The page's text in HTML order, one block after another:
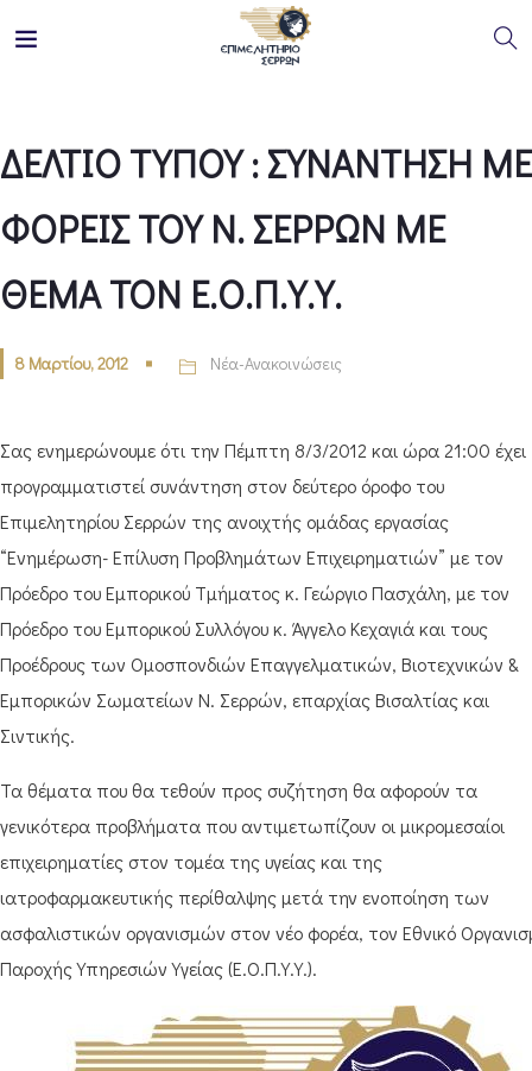
ΔΕΛΤΙΟ ΤΥΠΟΥ : ΣΥΝΑΝΤΗΣΗ ΜΕ
ΦΟΡΕΙΣ ΤΟΥ Ν. ΣΕΡΡΩΝ ΜΕ
ΘΕΜΑ ΤΟΝ Ε.Ο.Π.Υ.Υ.
8 Μαρτίου, 2012 Νέα-Ανακοινώσεις
Σας ενημερώνουμε ότι την Πέμπτη 8/3/2012 και ώρα 21:00 έχει
προγραμματιστεί συνάντηση στον δεύτερο όροφο του
Επιμελητηρίου Σερρών της ανοιχτής ομάδας εργασίας
“Ενημέρωση- Επίλυση Προβλημάτων Επιχειρηματιών” με τον
Πρόεδρο του Εμπορικού Τμήματος κ. Γεώργιο Πασχάλη, με τον
Πρόεδρο του Εμπορικού Συλλόγου κ. Άγγελο Κεχαγιά και τους
Προέδρους των Ομοσπονδιών Επαγγελματικών, Βιοτεχνικών &
Εμπορικών Σωματείων Ν. Σερρών, επαρχίας Βισαλτίας και
Σιντικής.
Τα θέματα που θα τεθούν προς συζήτηση θα αφορούν τα
γενικότερα προβλήματα που αντιμετωπίζουν οι μικρομεσαίοι
επιχειρηματίες στον τομέα της υγείας και της
ιατροφαρμακευτικής περίθαλψης μετά την ενοποίηση των
ασφαλιστικών οργανισμών στον νέο φορέα, τον Εθνικό
Παροχής Υπηρεσιών Υγείας (Ε.Ο.Π.Υ.Υ.).